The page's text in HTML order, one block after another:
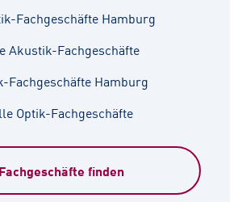
Fachgeschäfte Hamburg
Akustik-Fachgeschäfte
Fachgeschäfte Hamburg
Optik-Fachgeschäfte
Fachgeschäfte finden